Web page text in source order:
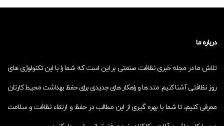
درباره ما
تلاش ما در مجله خبری نظافت صنعتی بر این است که شما را با این تکنولوژی های
روز نظافتی آشنا کنیم. متد ها و راهکار های جدیدی برای حفظ بهداشت محیط کارتان
معرفی کنیم، تا شما با بهره گیری از این مطالب در حفظ و ارتقاء نظافت و سلامت